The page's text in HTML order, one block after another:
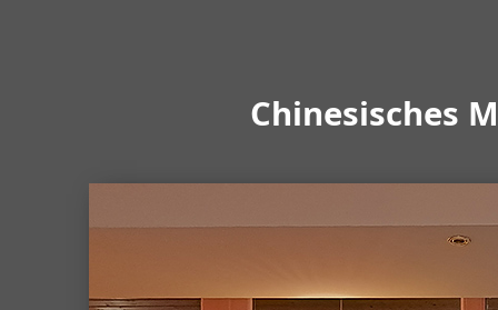
Chinesisches